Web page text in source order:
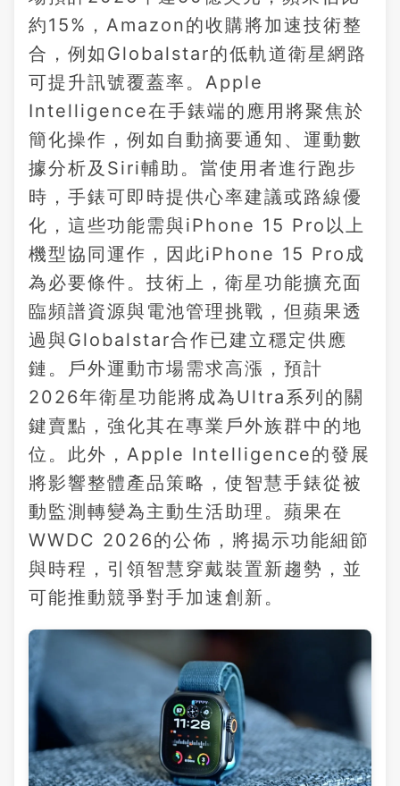
約15%，Amazon的收購將加速技術整
合，例如Globalstar的低軌道衛星網路
可提升訊號覆蓋率。Apple
Intelligence在手錶端的應用將聚焦於
簡化操作，例如自動摘要通知、運動數
據分析及Siri輔助。當使用者進行跑步
時，手錶可即時提供心率建議或路線優
化，這些功能需與iPhone 15 Pro以上
機型協同運作，因此iPhone 15 Pro成
為必要條件。技術上，衛星功能擴充面
臨頻譜資源與電池管理挑戰，但蘋果透
過與Globalstar合作已建立穩定供應
鏈。戶外運動市場需求高漲，預計
2026年衛星功能將成為Ultra系列的關
鍵賣點，強化其在專業戶外族群中的地
位。此外，Apple Intelligence的發展
將影響整體產品策略，使智慧手錶從被
動監測轉變為主動生活助理。蘋果在
WWDC 2026的公佈，將揭示功能細節
與時程，引領智慧穿戴裝置新趨勢，並
可能推動競爭對手加速創新。